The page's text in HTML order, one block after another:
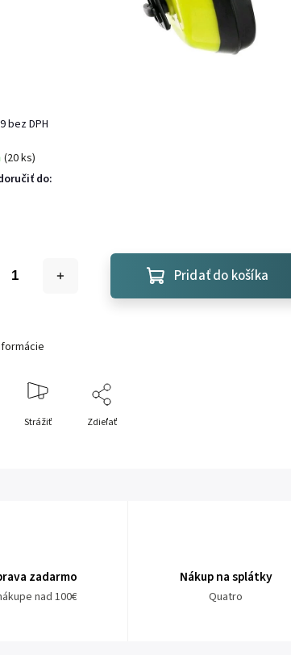
bez DPH
(20 ks)
do:
Pridať do košíka
Strážiť Zdieľať
zadarmo
nad 100€
Nákup na splátky
Quatro